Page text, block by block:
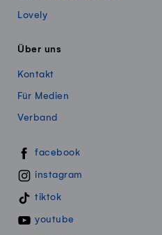
Lovely
Über uns
Kontakt
Für Medien
Verband
Swissmillk auf Social Media
facebook
instagram
tiktok
youtube